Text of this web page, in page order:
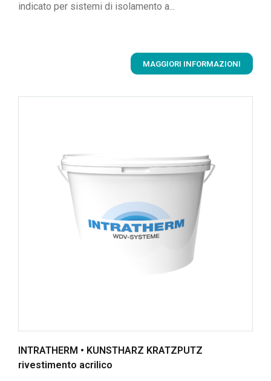
indicato per sistemi di isolamento a...
MAGGIORI INFORMAZIONI
INTRATHERM • KUNSTHARZ KRATZPUTZ
rivestimento acrilico